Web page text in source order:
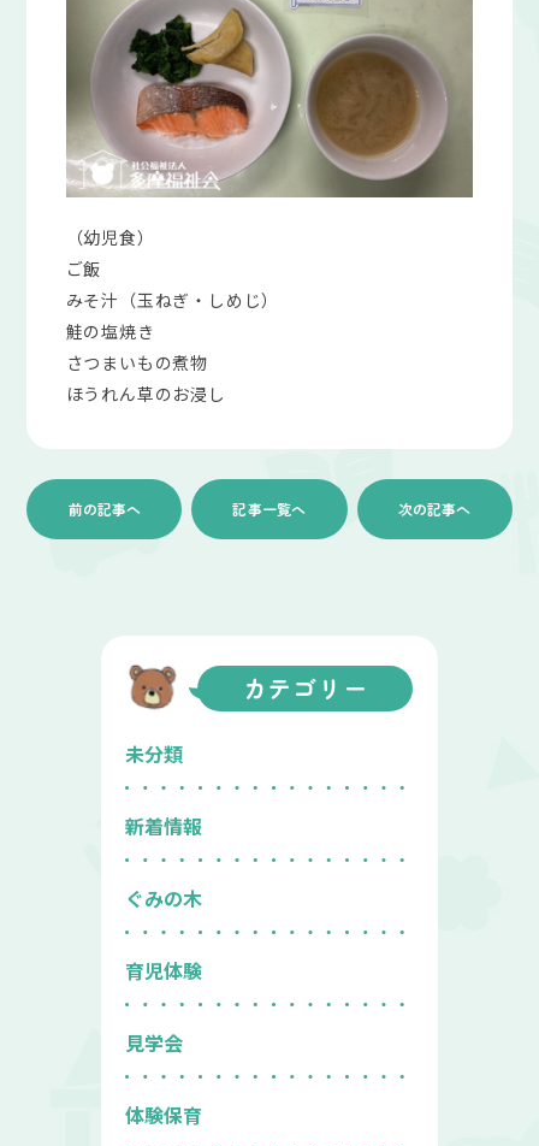
（幼児食）
ご飯
みそ汁（玉ねぎ・しめじ）
鮭の塩焼き
さつまいもの煮物
ほうれん草のお浸し
前の記事へ 記事一覧へ 次の記事へ
カテゴリー
未分類
新着情報
ぐみの木
育児体験
見学会
体験保育